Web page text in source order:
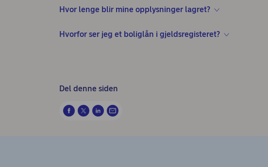
Hvor lenge blir mine opplysninger lagret?
Hvorfor ser jeg et boliglån i gjeldsregisteret?
Del denne siden